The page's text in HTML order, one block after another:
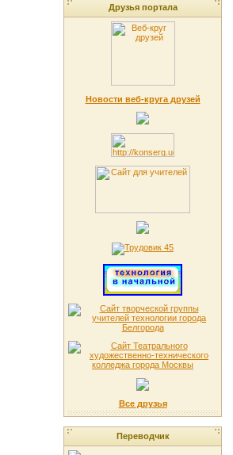
Друзья портала
Новости веб-круга друзей
Все друзья
Переводчик